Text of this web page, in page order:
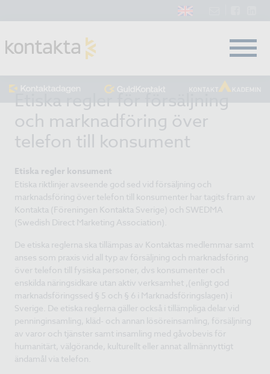
Etiska regler för försäljning
och marknadföring över
telefon till konsument
Etiska regler konsument
Etiska riktlinjer avseende god sed vid försäljning och
marknadsföring över telefon till konsumenter har tagits fram av
Kontakta (Föreningen Kontakta Sverige) och SWEDMA
(Swedish Direct Marketing Association).
De etiska reglerna ska tillämpas av Kontaktas medlemmar samt
anses som praxis vid all typ av försäljning och marknadsföring
över telefon till fysiska personer, dvs konsumenter och
enskilda näringsidkare utan aktiv verksamhet ,(enligt god
marknadsföringssed § 5 och § 6 i Marknadsföringslagen) i
Sverige. De etiska reglerna gäller också i tillämpliga delar vid
penninginsamling, kläd- och annan lösöreinsamling, försäljning
av varor och tjänster samt insamling med gåvobevis för
humanitärt, välgörande, kulturellt eller annat allmännyttigt
ändamål via telefon.